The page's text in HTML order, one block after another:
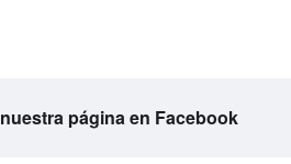
nuestra página en Facebook